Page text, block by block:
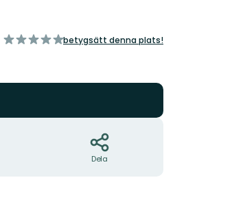
av
betygsätt denna plats!
Dela